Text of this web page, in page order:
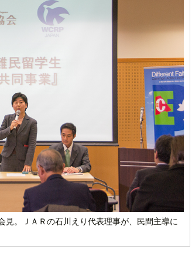
見。ＪＡＲの石川えり代表理事が、民間主導に